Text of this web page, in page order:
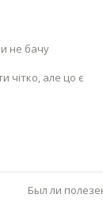
не бачу
чітко, але цо є
Был ли